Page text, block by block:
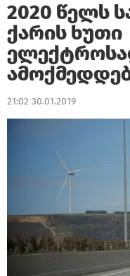
2020 წელს
ქარის ხუთი
21:02 30.01.2019